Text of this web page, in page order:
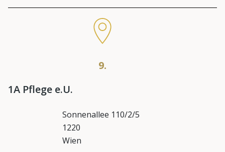
9.
1A Pflege e.U.
Sonnenallee 110/2/5
1220
Wien